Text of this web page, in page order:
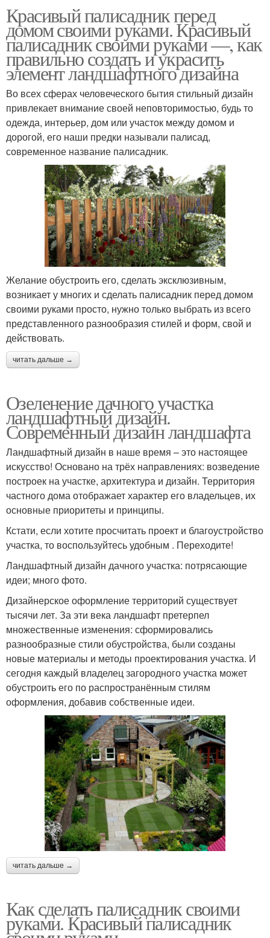
Красивый палисадник перед
домом своими руками. Красивый
палисадник своими руками —, как
правильно создать и украсить
элемент ландшафтного дизайна
Во всех сферах человеческого бытия стильный дизайн
привлекает внимание своей неповторимостью, будь то
одежда, интерьер, дом или участок между домом и
дорогой, его наши предки называли палисад,
современное название палисадник.
Желание обустроить его, сделать эксклюзивным,
возникает у многих и сделать палисадник перед домом
своими руками просто, нужно только выбрать из всего
представленного разнообразия стилей и форм, свой и
действовать.
читать дальше →
Озеленение дачного участка
ландшафтный дизайн.
Современный дизайн ландшафта
Ландшафтный дизайн в наше время – это настоящее
искусство! Основано на трёх направлениях: возведение
построек на участке, архитектура и дизайн. Территория
частного дома отображает характер его владельцев, их
основные приоритеты и принципы.
Кстати, если хотите просчитать проект и благоустройство
участка, то воспользуйтесь удобным . Переходите!
Ландшафтный дизайн дачного участка: потрясающие
идеи; много фото.
Дизайнерское оформление территорий существует
тысячи лет. За эти века ландшафт претерпел
множественные изменения: сформировались
разнообразные стили обустройства, были созданы
новые материалы и методы проектирования участка. И
сегодня каждый владелец загородного участка может
обустроить его по распространённым стилям
оформления, добавив собственные идеи.
читать дальше →
Как сделать палисадник своими
руками. Красивый палисадник